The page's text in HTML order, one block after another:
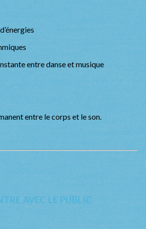
entre danse et musique
entre le corps et le son.
AVEC LE PUBLIC